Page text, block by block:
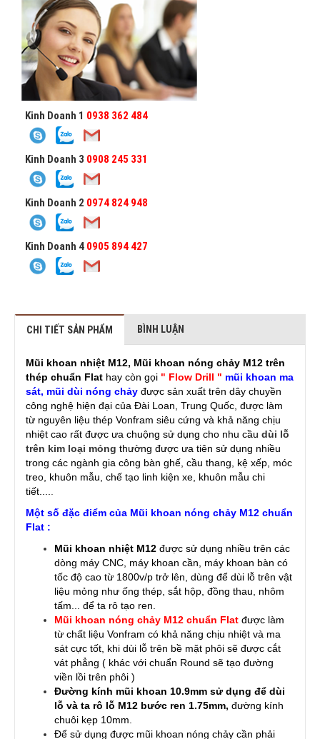
Kinh Doanh 1 0938 362 484
Kinh Doanh 3 0908 245 331
Kinh Doanh 2 0974 824 948
Kinh Doanh 4 0905 894 427
CHI TIẾT SẢN PHẨM BÌNH LUẬN
Mũi khoan nhiệt M12, Mũi khoan nóng chảy M12 trên
thép chuẩn Flat hay còn gọi " Flow Drill " mũi khoan ma
sát, mũi dùi nóng chảy được sản xuất trên dây chuyền
công nghệ hiện đại của Đài Loan, Trung Quốc, được làm
từ nguyên liệu thép Vonfram siêu cứng và khả năng chịu
nhiệt cao rất được ưa chuộng sử dụng cho nhu cầu dùi lỗ
trên kim loại mỏng thường được ưa tiên sử dụng nhiều
trong các ngành gia công bàn ghế, cầu thang, kệ xếp, móc
treo, khuôn mẫu, chế tạo linh kiện xe, khuôn mẫu chi
tiết....
Một số đặc điểm của Mũi khoan nóng chảy M12 chuẩn
Flat :
Mũi khoan nhiệt M12 được sử dụng nhiều trên các
dòng máy CNC, máy khoan cần, máy khoan bàn có
tốc độ cao từ 1800v/p trở lên, dùng để dùi lỗ trên vật
liệu mỏng như ống thép, sắt hộp, đồng thau, nhôm
tấm... để ta rô tạo ren.
Mũi khoan nóng chảy M12 chuẩn Flat được làm
từ chất liệu Vonfram có khả năng chịu nhiệt và ma
sát cực tốt, khi dùi lỗ trên bề mặt phôi sẽ được cắt
vát phẳng ( khác với chuẩn Round sẽ tạo đường
viền lồi trên phôi )
Đường kính mũi khoan 10.9mm sử dụng để dùi
lỗ và ta rô lỗ M12 bước ren 1.75mm, đường kính
chuôi kẹp 10mm.
Để sử dụng được mũi khoan nóng chảy cần phải